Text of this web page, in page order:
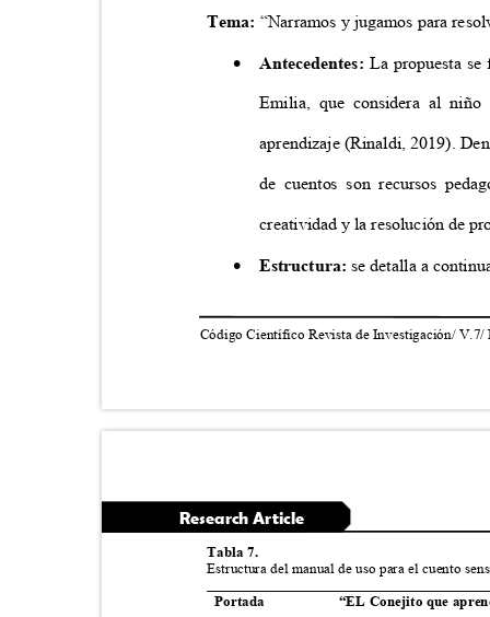
Tema: “Narramos y jugamos para
 Antecedentes:La propuesta
Emilia, que considera al
aprendizaje (Rinaldi, 2019).
de cuentos son recursos
creatividad y la resolución de
Estructura:se detalla a
Código Científico Revista de Investigación/
Research Article
Tabla 7.
Estructura del manual de uso para el cuento
Portada
“EL Conejito que